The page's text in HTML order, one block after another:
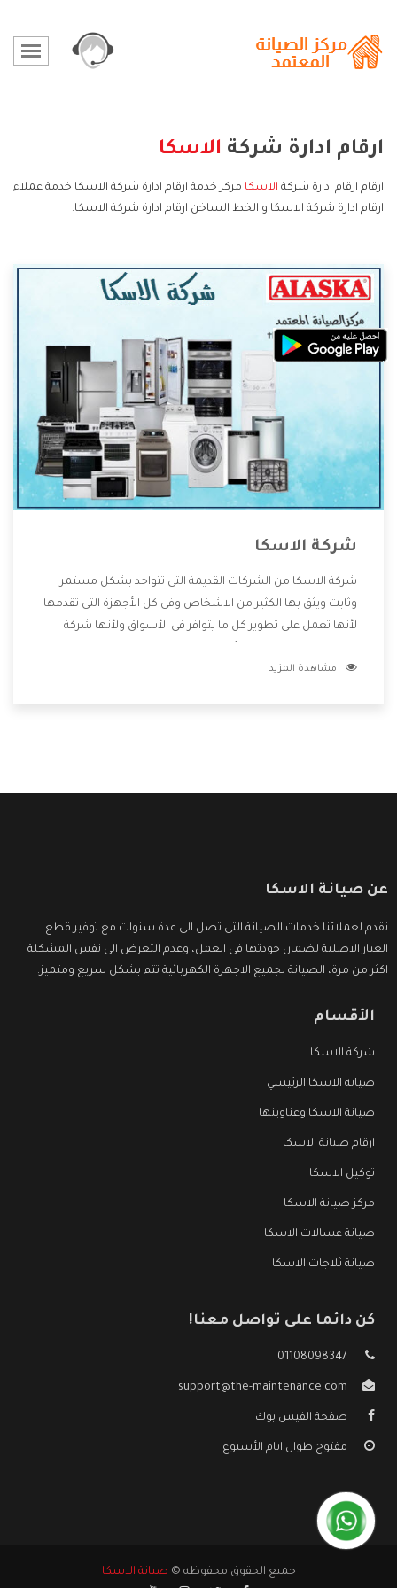
ارقام ادارة شركة الاسكا
ارقام ارقام ادارة شركة الاسكا مركز خدمة ارقام ادارة شركة الاسكا خدمة عملاء
ارقام ادارة شركة الاسكا و الخط الساخن ارقام ادارة شركة الاسكا.
شركة الاسكا
شركة الاسكا من الشركات القديمة التى تتواجد بشكل مستمر
وثابت ويثق بها الكثير من الاشخاص وفى كل الأجهزة التى تقدمها
لأنها تعمل على تطوير كل ما يتوافر فى الأسواق ولأنها شركة
وتقدم للعملاء أقوى العروض والخصومات التى تسهل على
مشاهدة المزيد
عن صيانة الاسكا
نقدم لعملائنا خدمات الصيانة التى تصل الى عدة سنوات مع توفير قطع
الغيار الاصلية لضمان جودتها فى العمل، وعدم التعرض الى نفس المشكلة
اكثر من مرة، الصيانة لجميع الاجهزة الكهربائية تتم بشكل سريع ومتميز.
الأقسام
شركة الاسكا
صيانة الاسكا الرئيسي
صيانة الاسكا وعناوينها
ارقام صيانة الاسكا
توكيل الاسكا
مركز صيانة الاسكا
صيانة غسالات الاسكا
صيانة ثلاجات الاسكا
كن دائما على تواصل معنا!
01108098347
support@the-maintenance.com
صفحة الفيس بوك
مفتوح طوال ايام الأسبوع
جميع الحقوق محفوظه © صيانة الاسكا